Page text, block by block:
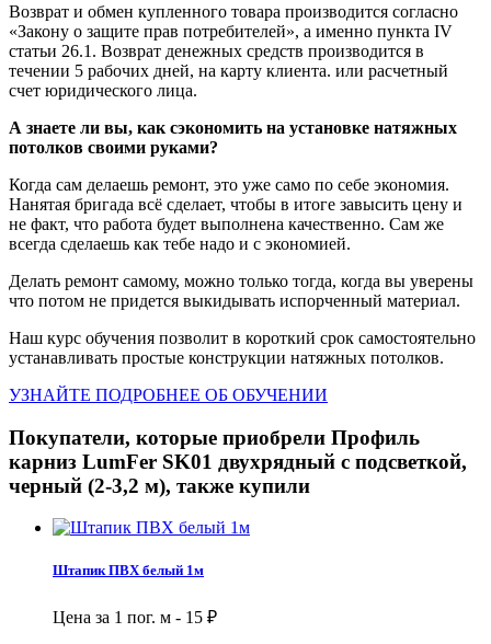
Возврат и обмен купленного товара производится согласно
«Закону о защите прав потребителей», а именно пункта IV
статьи 26.1. Возврат денежных средств производится в
течении 5 рабочих дней, на карту клиента. или расчетный
счет юридического лица.
А знаете ли вы, как сэкономить на установке натяжных
потолков своими руками?
Когда сам делаешь ремонт, это уже само по себе экономия.
Нанятая бригада всё сделает, чтобы в итоге завысить цену и
не факт, что работа будет выполнена качественно. Сам же
всегда сделаешь как тебе надо и с экономией.
Делать ремонт самому, можно только тогда, когда вы уверены
что потом не придется выкидывать испорченный материал.
Наш курс обучения позволит в короткий срок самостоятельно
устанавливать простые конструкции натяжных потолков.
УЗНАЙТЕ ПОДРОБНЕЕ ОБ ОБУЧЕНИИ
Покупатели, которые приобрели Профиль
карниз LumFer SK01 двухрядный с подсветкой,
черный (2-3,2 м), также купили
Штапик ПВХ белый 1м
Цена за 1 пог. м - 15 ₽